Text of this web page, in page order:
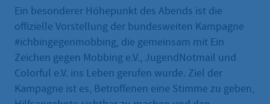
Ein besonderer Höhepunkt des Abends ist die
offizielle Vorstellung der bundesweiten Kampagne
#ichbingegenmobbing, die gemeinsam mit Ein
Zeichen gegen Mobbing e.V., JugendNotmail und
Colorful e.V. ins Leben gerufen wurde. Ziel der
Kampagne ist es, Betroffenen eine Stimme zu geben,